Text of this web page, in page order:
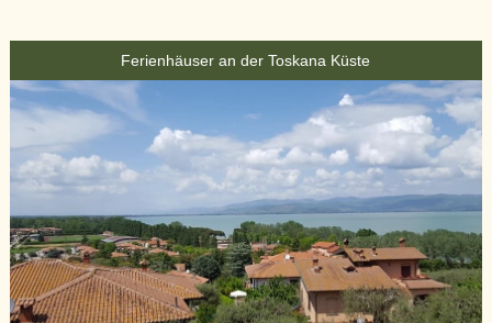
Ferienhäuser an der Toskana Küste